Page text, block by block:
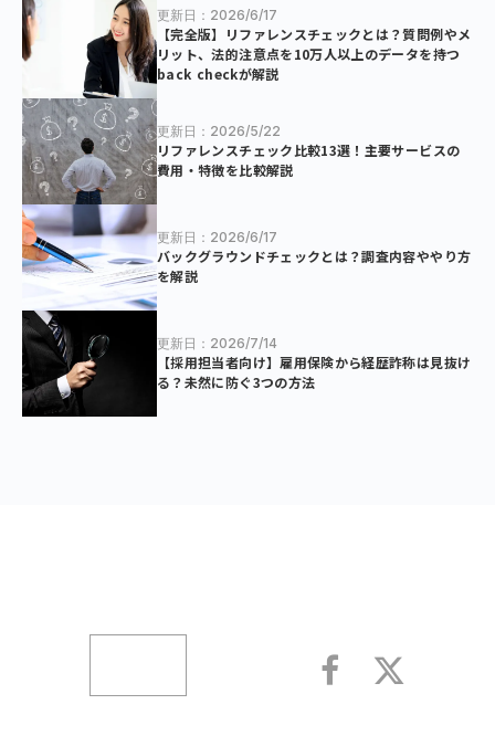
更新日：2026/6/17
【完全版】リファレンスチェックとは？質問例やメ
リット、法的注意点を10万人以上のデータを持つ
back checkが解説
更新日：2026/5/22
リファレンスチェック比較13選！主要サービスの
費用・特徴を比較解説
更新日：2026/6/17
バックグラウンドチェックとは？調査内容ややり方
を解説
更新日：2026/7/14
【採用担当者向け】雇用保険から経歴詐称は見抜け
る？未然に防ぐ3つの方法